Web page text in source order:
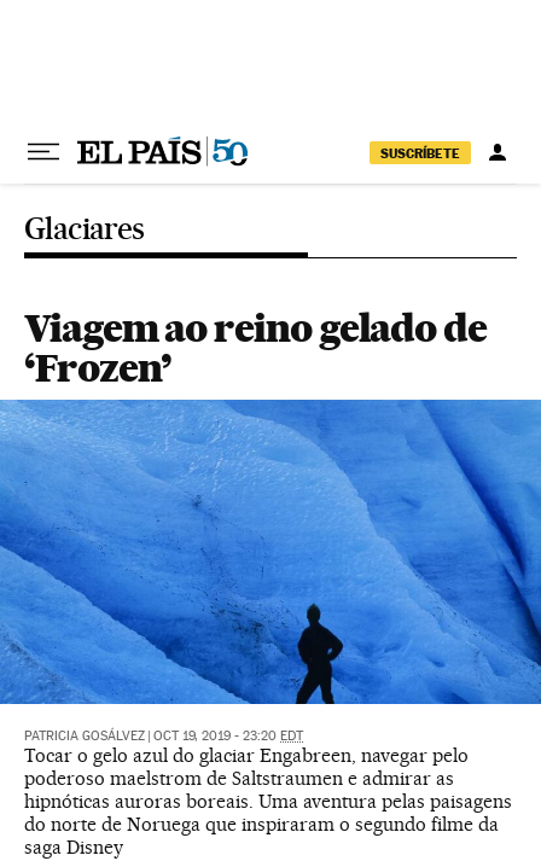
SUSCRÍBETE
Glaciares
Viagem ao reino gelado de
‘Frozen’
PATRICIA GOSÁLVEZ OCT 19, 2019 - 23:20 EDT
Tocar o gelo azul do glaciar Engabreen, navegar pelo
poderoso maelstrom de Saltstraumen e admirar as
hipnóticas auroras boreais. Uma aventura pelas paisagens
do norte de Noruega que inspiraram o segundo filme da
saga Disney